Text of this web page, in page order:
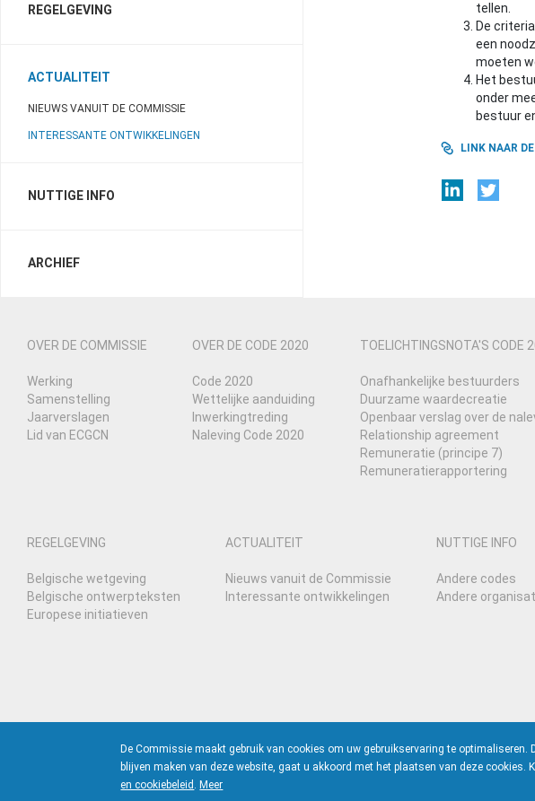
De Commissie maakt gebruik van cookies om uw gebruikservaring te optimaliseren.
blijven maken van deze website, gaat u akkoord met het plaatsen van deze cookies.
en cookiebeleid . Meer
REGELGEVING
ACTUALITEIT
NIEUWS VANUIT DE COMMISSIE
INTERESSANTE ONTWIKKELINGEN
NUTTIGE INFO
ARCHIEF
tellen.
De
een
moeten
Het
onder
bestuur
LINK NAAR
OVER DE COMMISSIE
Werking
Samenstelling
Jaarverslagen
Lid van ECGCN
OVER DE CODE 2020
Code 2020
Wettelijke aanduiding
Inwerkingtreding
Naleving Code 2020
TOELICHTINGSNOTA'S CODE
Onafhankelijke bestuurders
Duurzame waardecreatie
Openbaar verslag over de
Relationship agreement
Remuneratie (principe 7)
Remuneratierapportering
REGELGEVING
Belgische wetgeving
Belgische ontwerpteksten
Europese initiatieven
ACTUALITEIT
Nieuws vanuit de Commissie
Interessante ontwikkelingen
NUTTIGE INFO
Andere codes
Andere
© 2026 CORPORATE GOVERNANCE COMMITTEE -